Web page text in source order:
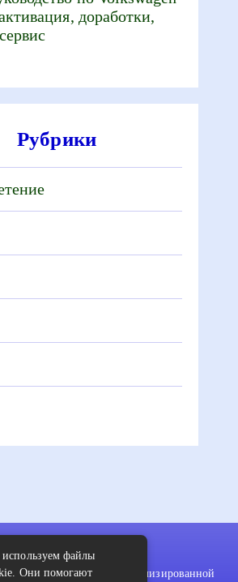
доработки,
Рубрики
cookie для показа персонализированной
файлы
Они помогают